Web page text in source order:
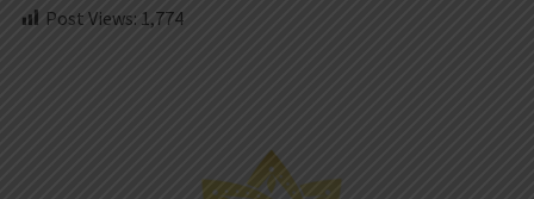
Post Views: 1,774